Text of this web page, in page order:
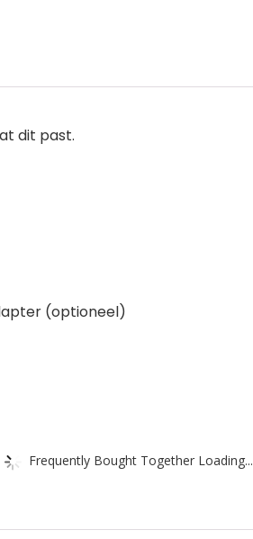
dit past.
(optioneel)
Frequently Bought Together Loading...